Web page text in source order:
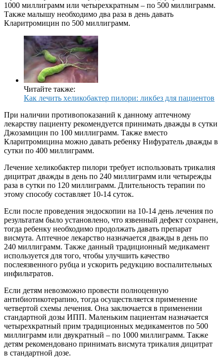
1000 миллиграмм или четырехкратным – по 500 миллиграмм.
Также малышу необходимо два раза в день давать
Кларитромицин по 500 миллиграмм.
Читайте также:
Как лечить хеликобактер пилори: ликбез для пациентов
При наличии противопоказаний к данному аптечному
лекарству пациенту рекомендуется принимать дважды в сутки
Джозамицин по 100 миллиграмм. Также вместо
Кларитромицина можно давать ребенку Нифуратель дважды в
сутки по 400 миллиграмм.
Лечение хеликобактер пилори требует использовать трикалия
дицитрат дважды в день по 240 миллиграмм или четырежды
раза в сутки по 120 миллиграмм. Длительность терапии по
этому способу составляет 10-14 суток.
Если после проведения эндоскопии на 10-14 день лечения по
результатам было установлено, что язвенный дефект сохранен,
тогда ребенку необходимо продолжать давать препарат
висмута. Аптечное лекарство назначается дважды в день по
240 миллиграмм. Также данный традиционный медикамент
используется для того, чтобы улучшить качество
послеязвенного рубца и ускорить редукцию воспалительных
инфильтратов.
Если детям невозможно провести полноценную
антибиотикотерапию, тогда осуществляется применение
четвертой схемы лечения. Она заключается в применении
стандартной дозы ИПП. Маленьким пациентам назначается
четырехкратный прим традиционных медикаментов по 500
миллиграмм или двукратный – по 1000 миллиграмм. Также
детям рекомендовано принимать висмута трикалия дицитрат
в стандартной дозе.